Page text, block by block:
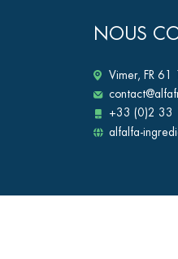
NOUS
Vimer, FR 61
+33 (0)2 33
alfalfa-